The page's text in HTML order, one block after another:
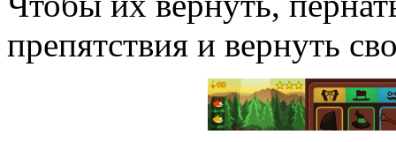
препятствия и вернуть